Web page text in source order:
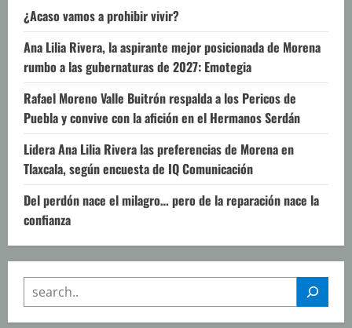
¿Acaso vamos a prohibir vivir?
Ana Lilia Rivera, la aspirante mejor posicionada de Morena
rumbo a las gubernaturas de 2027: Emotegia
Rafael Moreno Valle Buitrón respalda a los Pericos de
Puebla y convive con la afición en el Hermanos Serdán
Lidera Ana Lilia Rivera las preferencias de Morena en
Tlaxcala, según encuesta de IQ Comunicación
Del perdón nace el milagro… pero de la reparación nace la
confianza
SEARCH